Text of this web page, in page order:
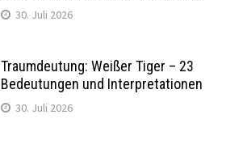
30. Juli 2026
Traumdeutung: Weißer Tiger – 23
Bedeutungen und Interpretationen
30. Juli 2026